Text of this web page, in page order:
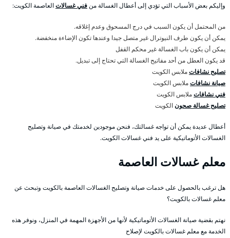
وإليكم بعض الأسباب التي تؤدي إلى أعطال الغسالة منفني غسالاتالعاصمة الكويت:
من المحتمل أن يكون السبب في درج المسحوق وعدم إغلاقه.
يمكن أن يكون طرف النيوترال غير متصل جيدا وعندها تكون الإضاءة منخفضة.
يمكن أن يكون باب الغسالة غير محكم القفل
قد يكون العطل من أحد مفاتيح الغسالة التي تحتاج إلى تبديل.
تصليح نشافاتملابس الكويت
صيانة نشافاتملابس الكويت
فني نشافاتملابس الكويت
تصليح غسالة صحونالكويت
أعطال عديدة يمكن أن تواجه غسالتك، فنحن موجودين لخدمتك في صيانة وتصليح
الغسالات الأتوماتيكية على يد فني غسالات الكويت.
معلم غسالات العاصمة
هل ترغب بالحصول على خدمات صيانة وتصليح الغسالات العاصمة بالكويت وتبحث عن
معلم غسالات بالكويت؟
نهتم بقضية صيانة الغسالات الأتوماتيكية لأنها من الأجهزة المهمة في المنزل، ونوفر هذه
الخدمة مع معلم غسالات بالكويت لإصلاح